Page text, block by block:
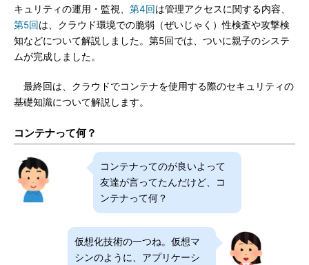
キュリティの運用・監視、 第4回は管理アクセスに関する内容、
第5回は、クラウド環境での脆弱（ぜいじゃく）性検査や攻撃検
知などについて解説しました。第5回では、ついに親子のシステ
ムが完成しました。
最終回は、クラウドでコンテナを使用する際のセキュリティの
基礎知識について解説します。
コンテナって何？
コンテナってのが良いよって
友達が言ってたんだけど、コ
ンテナって何？
仮想化技術の一つね。仮想マ
シンのように、アプリケーシ